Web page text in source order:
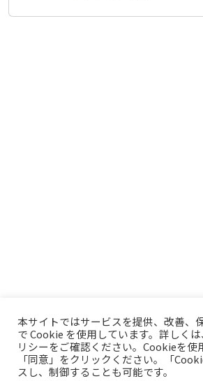
トップページ プライバシーポリシー
本サイトではサービスを提供、改善、
で Cookie を使用しています。詳しく
リシーをご確認ください。Cookieを使
「同意」をクリックください。「
スし、制御することも可能です。